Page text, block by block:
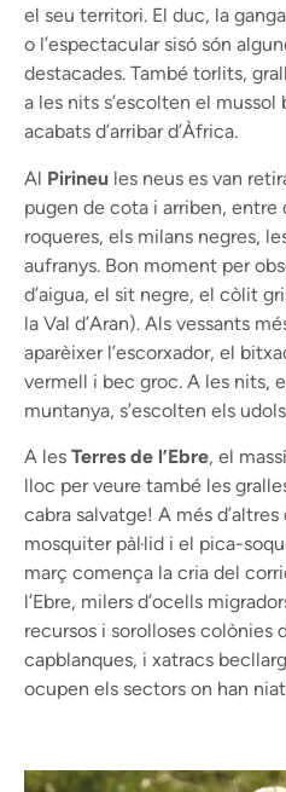
el seu territori. El duc, la
o l’espectacular sisó són
destacades. També torlits,
a les nits s’escolten el
acabats d’arribar d’Àfrica.
Al Pirineu les neus es van
pugen de cota i arriben, entre
roqueres, els milans negres,
aufranys. Bon moment per
d’aigua, el sit negre, el còlit
la Val d’Aran). Als vessants
aparèixer l’escorxador, el
vermell i bec groc. A les nits,
muntanya, s’escolten els
A les Terres de l’Ebre, el
lloc per veure també les
cabra salvatge! A més
mosquiter pàl·lid i el pica-
març comença la cria del
l’Ebre, milers d’ocells
recursos i sorolloses colònies
capblanques, i xatracs
ocupen els sectors on han